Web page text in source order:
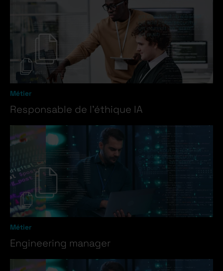
Métier
Responsable de l’éthique IA
Métier
Engineering manager